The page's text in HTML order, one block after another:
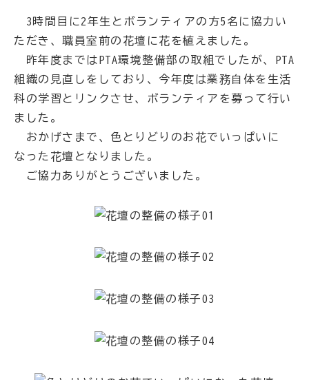
3時間目に2年生とボランティアの方5名に協力い
ただき、職員室前の花壇に花を植えました。
昨年度まではPTA環境整備部の取組でしたが、PTA
組織の見直しをしており、今年度は業務自体を生活
科の学習とリンクさせ、ボランティアを募って行い
ました。
おかげさまで、色とりどりのお花でいっぱいに
なった花壇となりました。
ご協力ありがとうございました。